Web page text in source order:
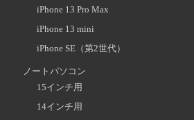
iPhone 13 Pro Max
iPhone 13 mini
iPhone SE（第2世代）
ノートパソコン
15インチ用
14インチ用